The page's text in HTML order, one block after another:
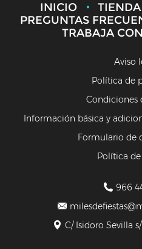
INICIO
PREGUNTAS
TRABAJA
Aviso
Política de
Condiciones
Información básica y
Formulario de
Política
966
C/ Isidoro Sevilla